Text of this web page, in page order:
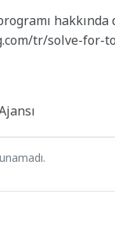
tr/solve-for-